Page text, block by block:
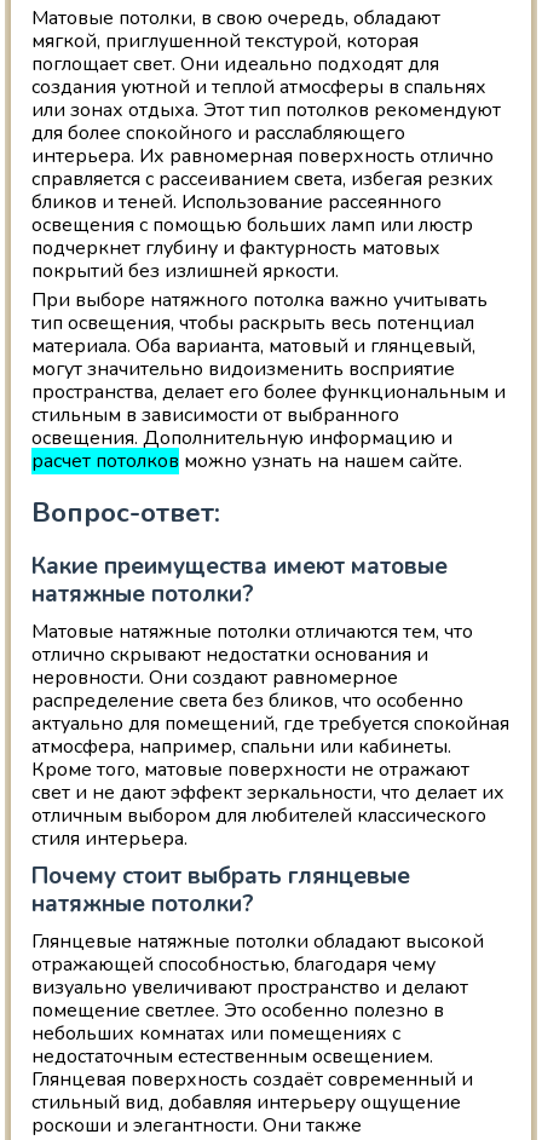
Матовые потолки, в свою очередь, обладают
мягкой, приглушенной текстурой, которая
поглощает свет. Они идеально подходят для
создания уютной и теплой атмосферы в спальнях
или зонах отдыха. Этот тип потолков рекомендуют
для более спокойного и расслабляющего
интерьера. Их равномерная поверхность отлично
справляется с рассеиванием света, избегая резких
бликов и теней. Использование рассеянного
освещения с помощью больших ламп или люстр
подчеркнет глубину и фактурность матовых
покрытий без излишней яркости.
При выборе натяжного потолка важно учитывать
тип освещения, чтобы раскрыть весь потенциал
материала. Оба варианта, матовый и глянцевый,
могут значительно видоизменить восприятие
пространства, делает его более функциональным и
стильным в зависимости от выбранного
освещения. Дополнительную информацию и
расчет потолков можно узнать на нашем сайте.
Вопрос-ответ:
Какие преимущества имеют матовые
натяжные потолки?
Матовые натяжные потолки отличаются тем, что
отлично скрывают недостатки основания и
неровности. Они создают равномерное
распределение света без бликов, что особенно
актуально для помещений, где требуется спокойная
атмосфера, например, спальни или кабинеты.
Кроме того, матовые поверхности не отражают
свет и не дают эффект зеркальности, что делает их
отличным выбором для любителей классического
стиля интерьера.
Почему стоит выбрать глянцевые
натяжные потолки?
Глянцевые натяжные потолки обладают высокой
отражающей способностью, благодаря чему
визуально увеличивают пространство и делают
помещение светлее. Это особенно полезно в
небольших комнатах или помещениях с
недостаточным естественным освещением.
Глянцевая поверхность создаёт современный и
стильный вид, добавляя интерьеру ощущение
роскоши и элегантности. Они также